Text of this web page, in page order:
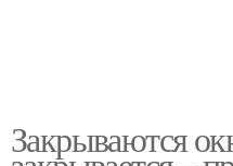
Закрываются